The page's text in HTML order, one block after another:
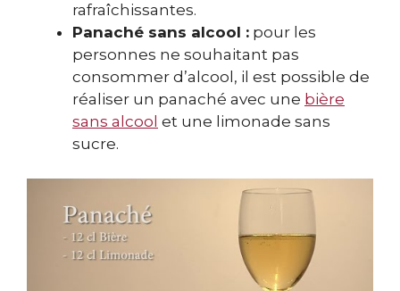
rafraîchissantes.
Panaché sans alcool : pour les
personnes ne souhaitant pas
consommer d’alcool, il est possible de
réaliser un panaché avec une bière
sans alcool et une limonade sans
sucre.